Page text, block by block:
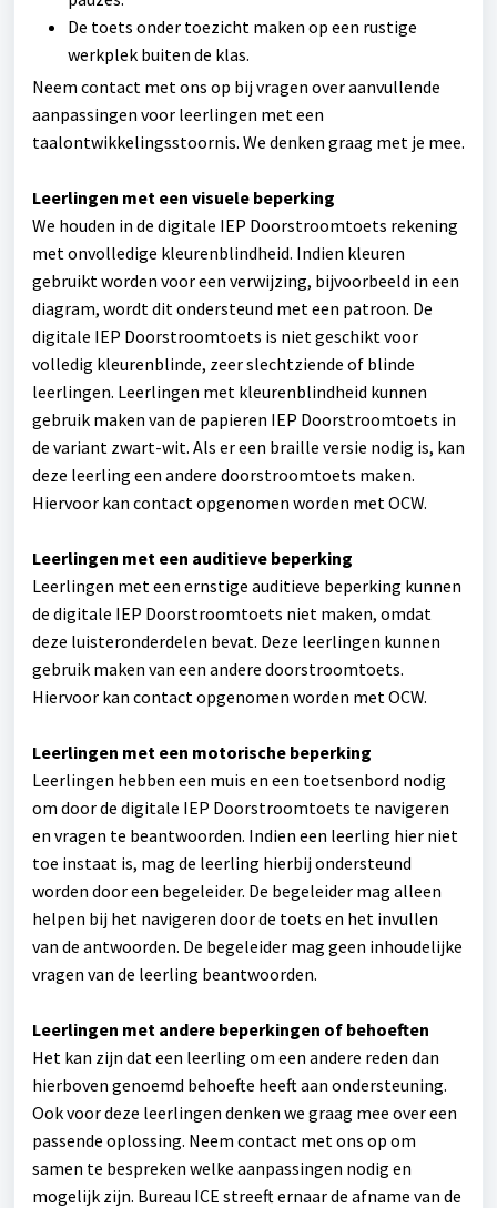
De toets onder toezicht maken op een rustige
werkplek buiten de klas.
Neem contact met ons op bij vragen over aanvullende
aanpassingen voor leerlingen met een
taalontwikkelingsstoornis. We denken graag met je mee.
Leerlingen met een visuele beperking
We houden in de digitale IEP Doorstroomtoets rekening
met onvolledige kleurenblindheid. Indien kleuren
gebruikt worden voor een verwijzing, bijvoorbeeld in een
diagram, wordt dit ondersteund met een patroon. De
digitale IEP Doorstroomtoets is niet geschikt voor
volledig kleurenblinde, zeer slechtziende of blinde
leerlingen. Leerlingen met kleurenblindheid kunnen
gebruik maken van de papieren IEP Doorstroomtoets in
de variant zwart-wit. Als er een braille versie nodig is, kan
deze leerling een andere doorstroomtoets maken.
Hiervoor kan contact opgenomen worden met OCW.
Leerlingen met een auditieve beperking
Leerlingen met een ernstige auditieve beperking kunnen
de digitale IEP Doorstroomtoets niet maken, omdat
deze luisteronderdelen bevat. Deze leerlingen kunnen
gebruik maken van een andere doorstroomtoets.
Hiervoor kan contact opgenomen worden met OCW.
Leerlingen met een motorische beperking
Leerlingen hebben een muis en een toetsenbord nodig
om door de digitale IEP Doorstroomtoets te navigeren
en vragen te beantwoorden. Indien een leerling hier niet
toe instaat is, mag de leerling hierbij ondersteund
worden door een begeleider. De begeleider mag alleen
helpen bij het navigeren door de toets en het invullen
van de antwoorden. De begeleider mag geen inhoudelijke
vragen van de leerling beantwoorden.
Leerlingen met andere beperkingen of behoeften
Het kan zijn dat een leerling om een andere reden dan
hierboven genoemd behoefte heeft aan ondersteuning.
Ook voor deze leerlingen denken we graag mee over een
passende oplossing. Neem contact met ons op om
samen te bespreken welke aanpassingen nodig en
mogelijk zijn. Bureau ICE streeft ernaar de afname van de